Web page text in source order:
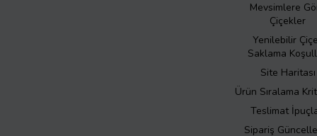
Mevsimlere
Çiçekler
Yenilebilir
Saklama
Site Haritası
Ürün Sıralama
Teslimat
Sipariş